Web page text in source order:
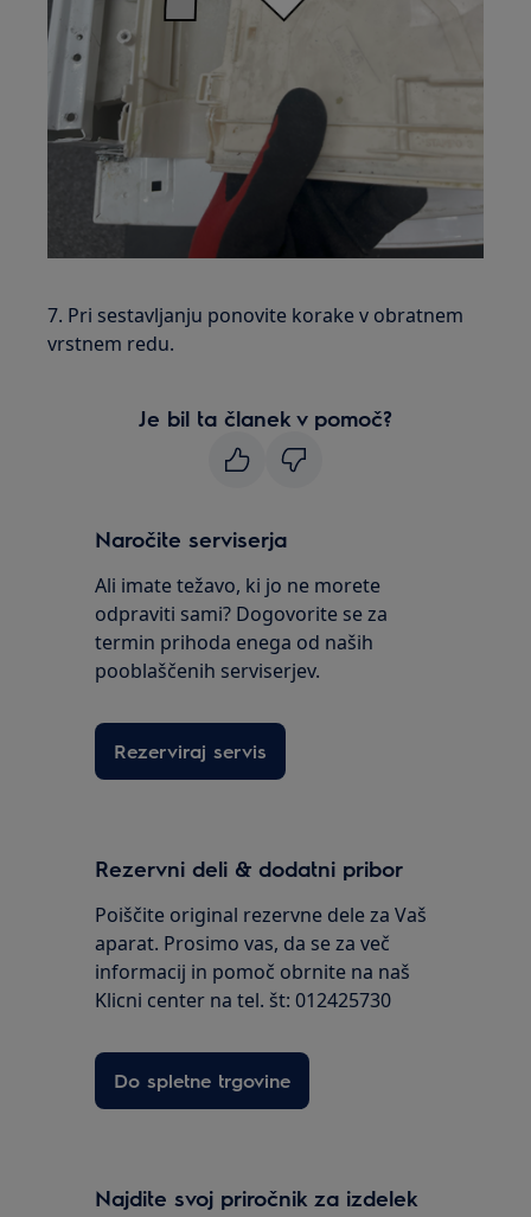
7. Pri sestavljanju ponovite korake v obratnem
vrstnem redu.
Je bil ta članek v pomoč?
Naročite serviserja
Ali imate težavo, ki jo ne morete
odpraviti sami? Dogovorite se za
termin prihoda enega od naših
pooblaščenih serviserjev.
Rezerviraj servis
Rezervni deli & dodatni pribor
Poiščite original rezervne dele za Vaš
aparat. Prosimo vas, da se za več
informacij in pomoč obrnite na naš
Klicni center na tel. št: 012425730
Do spletne trgovine
Najdite svoj priročnik za izdelek